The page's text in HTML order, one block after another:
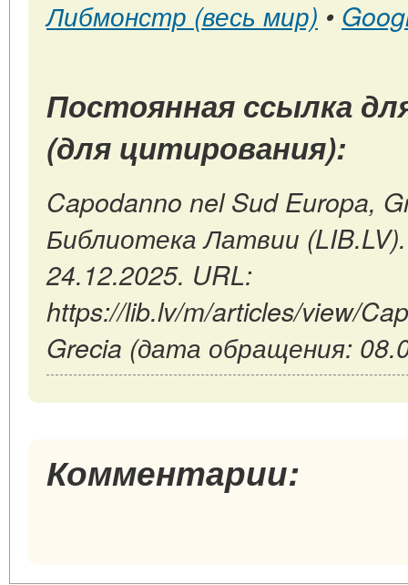
Либмонстр (весь мир) •
Постоянная ссылка
(для цитирования):
Capodanno nel Sud Europa,
Библиотека Латвии
24.12.2025. URL:
https://lib.lv/m/articles/view/
Grecia (дата обращения:
Комментарии: